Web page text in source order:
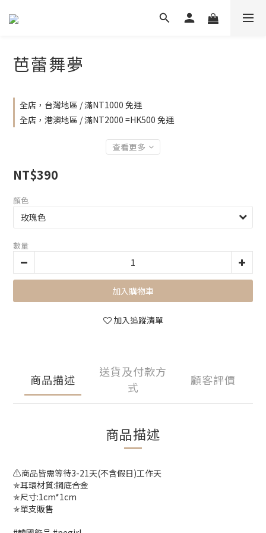
芭蕾舞夢
全店，台灣地區 / 滿NT1000 免運
全店，港澳地區 / 滿NT2000 =HK500 免運
查看更多
NT$390
顏色
數量
加入購物車
加入追蹤清單
商品描述
送貨及付款方
式
顧客評價
商品描述
⚠️商品皆需等待3-21天(不含假日)工作天
✯耳環材質:鋼底合金
✯尺寸:1cm*1cm
✯單支販售